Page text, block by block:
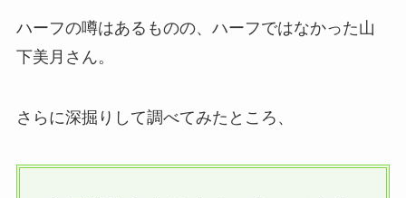
ハーフの噂はあるものの、ハーフではなかった山
下美月さん。
さらに深掘りして調べてみたところ、